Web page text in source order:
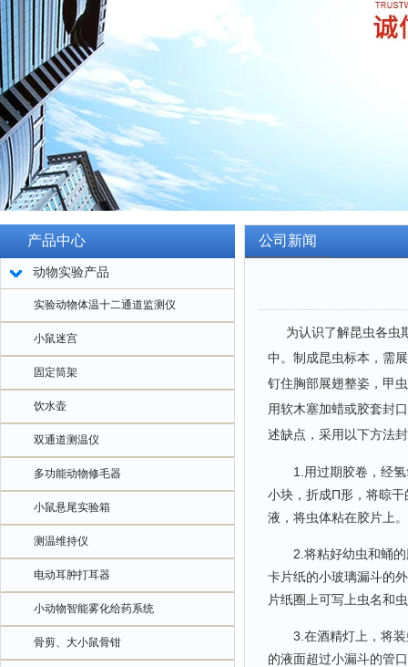
产品中心
动物实验产品
实验动物体温十二通道监测仪
小鼠迷宫
固定筒架
饮水壶
双通道测温仪
多功能动物修毛器
小鼠悬尾实验箱
测温维持仪
电动耳肿打耳器
小动物智能雾化给药系统
骨剪、大小鼠骨钳
公司新闻
为认识了解昆虫各虫
中。制成昆虫标本，需
钉住胸部展翅整姿，甲
用软木塞加蜡或胶套封
述缺点，采用以下方法
1.用过期胶卷，经氢
小块，折成Π形，将晾
液，将虫体粘在胶片上。
2.将粘好幼虫和蛹的
卡片纸的小玻璃漏斗的
片纸圈上可写上虫名和
3.在酒精灯上，将装
的液面超过小漏斗的管